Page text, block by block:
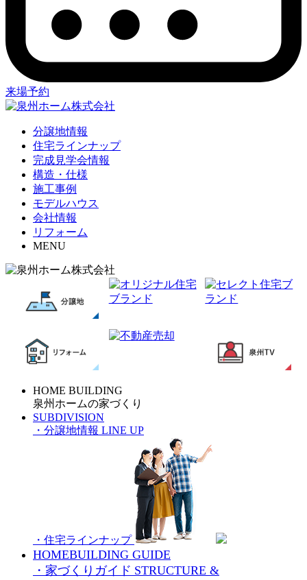
来場予約
分譲地情報
住宅ラインナップ
完成見学会情報
構造・仕様
施工事例
モデルハウス
会社情報
リフォーム
MENU
HOME BUILDING
泉州ホームの家づくり
SUBDIVISION
・分譲地情報 LINE UP
・住宅ラインナップ
HOMEBUILDING GUIDE
・家づくりガイド STRUCTURE &